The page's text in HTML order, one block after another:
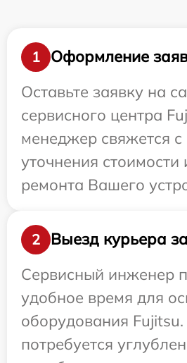
1
Оформление
Оставьте заявку на
сервисного центра
менеджер свяжется
уточнения стоимости
ремонта Вашего
2
Выезд курьера
Сервисный инженер
удобное время для
оборудования Fujitsu.
потребуется